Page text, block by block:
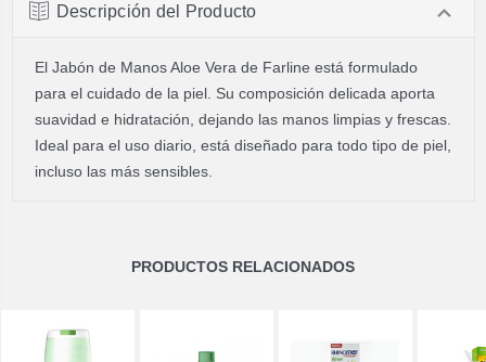
Descripción del Producto
El Jabón de Manos Aloe Vera de Farline está formulado
para el cuidado de la piel. Su composición delicada aporta
suavidad e hidratación, dejando las manos limpias y frescas.
Ideal para el uso diario, está diseñado para todo tipo de piel,
incluso las más sensibles.
PRODUCTOS RELACIONADOS